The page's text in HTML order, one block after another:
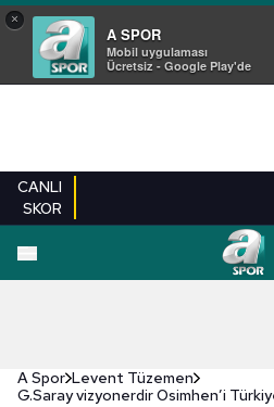
×
A SPOR
Mobil uygulaması
Ücretsiz - Google Play'de
CANLI
SKOR
A Spor Levent Tüzemen
G.Saray vizyonerdir Osimhen’i